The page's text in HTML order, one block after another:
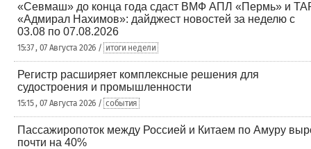
«Севмаш» до конца года сдаст ВМФ АПЛ «Пермь» и
«Адмирал Нахимов»: дайджест новостей за неделю с
03.08 по 07.08.2026
15:37 , 07 Августа 2026 / итоги недели
Регистр расширяет комплексные решения для
судостроения и промышленности
15:15 , 07 Августа 2026 / события
Пассажиропоток между Россией и Китаем по Амуру
почти на 40%